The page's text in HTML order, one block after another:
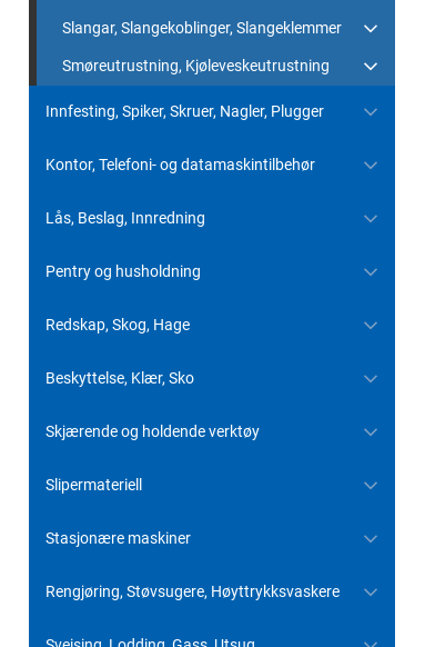
Slangar, Slangekoblinger, Slangeklemmer
Smøreutrustning, Kjøleveskeutrustning
Innfesting, Spiker, Skruer, Nagler, Plugger
Kontor, Telefoni- og datamaskintilbehør
Lås, Beslag, Innredning
Pentry og husholdning
Redskap, Skog, Hage
Beskyttelse, Klær, Sko
Skjærende og holdende verktøy
Slipermateriell
Stasjonære maskiner
Rengjøring, Støvsugere, Høyttrykksvaskere